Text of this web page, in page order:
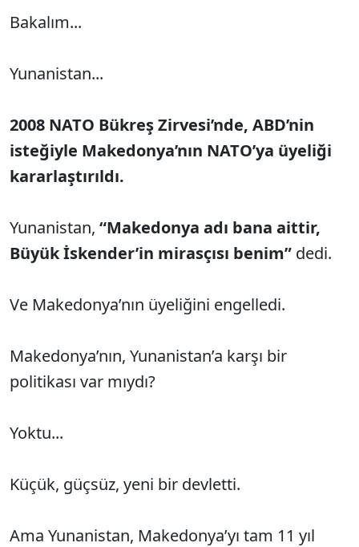
Bakalım...
Yunanistan...
2008 NATO Bükreş Zirvesi’nde, ABD’nin
isteğiyle Makedonya’nın NATO’ya üyeliği
kararlaştırıldı.
Yunanistan, “Makedonya adı bana aittir,
Büyük İskender’in mirasçısı benim” dedi.
Ve Makedonya’nın üyeliğini engelledi.
Makedonya’nın, Yunanistan’a karşı bir
politikası var mıydı?
Yoktu...
Küçük, güçsüz, yeni bir devletti.
Ama Yunanistan, Makedonya’yı tam 11 yıl